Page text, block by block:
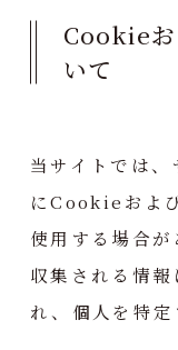
Cookieお
いて
当サイトでは
にCookieおよ
使用する場合
収集される情
れ、個人を特定